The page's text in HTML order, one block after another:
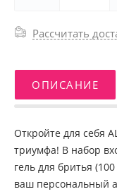
Рассчитать
ОПИСАНИЕ
Откройте для себя
триумфа! В набор
гель для бритья
ваш персональный